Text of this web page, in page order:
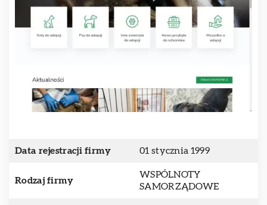
Data rejestracji firmy 01 stycznia 1999
Rodzaj firmy
WSPÓLNOTY
SAMORZĄDOWE